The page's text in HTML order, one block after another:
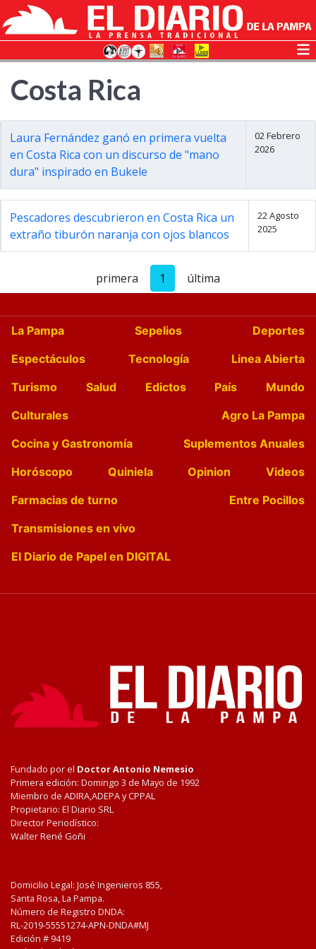
Costa Rica
Laura Fernández ganó en primera vuelta
en Costa Rica con un discurso de "mano
dura" inspirado en Bukele
02 Febrero
2026
Pescadores descubrieron en Costa Rica un
extraño tiburón naranja con ojos blancos
22 Agosto
2025
primera 1 última
La Pampa Sepelios
Deportes
Espectáculos
Tecnología
Linea Abierta
Turismo
Salud Edictos País
Mundo
Culturales
Agro La Pampa
Cocina y Gastronomía
Suplementos Anuales
Horóscopo
Quiniela Opinion
Videos
Farmacias de turno
Entre Pocillos
Transmisiones en vivo
El Diario de Papel en DIGITAL
Fundado por el Doctor Antonio Nemesio
Primera edición: Domingo 3 de Mayo de 1992
Miembro de ADIRA,ADEPA y CPPAL
Propietario: El Diario SRL
Director Periodístico:
Walter René Goñi
Domicilio Legal: José Ingenieros 855,
Santa Rosa, La Pampa.
Número de Registro DNDA:
RL-2019-55551274-APN-DNDA#MJ
Edición # 9419